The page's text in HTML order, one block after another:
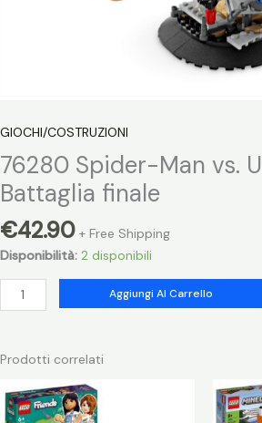
GIOCHI/COSTRUZIONI
76280 Spider-Man vs.
Battaglia finale
€42.90 + Free Shipping
Disponibilità: 2 disponibili
76280
Spider-
vs.
sabbia:
Battaglia
Aggiungi Al Carrello
Prodotti correlati